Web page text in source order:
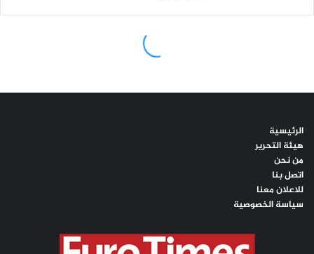
الرئيسية
هيئة التحرير
من نحن
اتصل بنا
للاعلان معنا
سياسة الخصوصية